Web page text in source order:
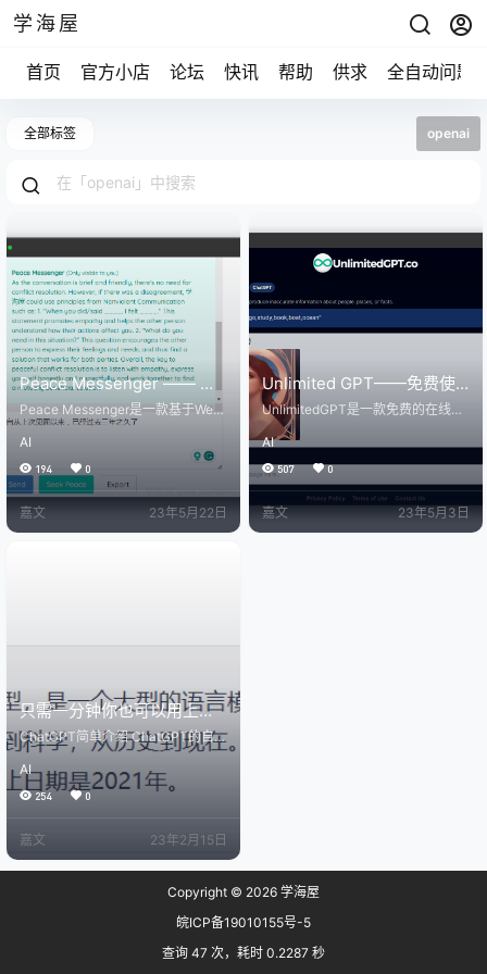
学海屋
首页 官方小店 论坛 快讯 帮助 供求 全自动问题
全部标签 openai
Peace Messenger —— 带
有AI辅助的WebRTC通讯工
具，附带使用教程
Peace Messenger是一款基于Web
RTC技术的通讯工具，旨在通过人
工智能（AI）帮助用户向他们的亲人
表达他们的情感和需求。这个应用
程序是一个开源项目，开发的目的
是探索AI在改善对话以及在人们之间
培养更大的理解和尊重方面的潜
力。 该应用程序利用WebRTC进行
AI
194 0
嘉文 23年5月22日
Unlimited GPT——免费使
用的无限制ChatGPT工具
UnlimitedGPT是一款免费的在线Ch
atGPT代理代理工具，无需注册打
开网页即可使用，十分方便。 作为
一款免费无限制的工具，其采用的
是GPT - 3.5架构的大语言模型。回
复速度很快，不会出现openai官方C
hatGPT那种时不时就网络中断或者
是直接banIP的操作。 另外，其还能
AI
507 0
嘉文 23年5月3日
只需一分钟你也可以用上当
下最火的人工智能——
ChatGPT
ChatGPT简单介绍 ChatGPT的自我
介绍：我是 OpenAI 训练的 ChatGP
T 模型，是一个大型的语言模型。我
可以回答各种问题，从知识性问题
到生活常识问题，从文学到科学，
找信息，解决问题，并与人们对
话。我的知识截止日期是2021年。
它作为一个语言模型，涵盖了海量
的人类的生活、科技知识，还能够
相较于传统的互联网搜索引擎带来
AI
254 0
嘉文 23年2月15日
Copyright © 2026 学海屋
皖ICP备19010155号-5
查询 47 次，耗时 0.2287 秒